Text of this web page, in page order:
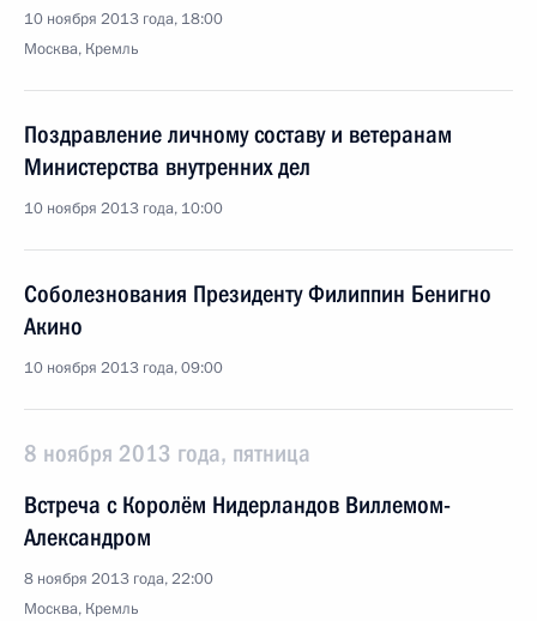
10 ноября 2013 года, 18:00
Москва, Кремль
Поздравление личному составу и ветеранам
Министерства внутренних дел
10 ноября 2013 года, 10:00
Соболезнования Президенту Филиппин Бенигно
Акино
10 ноября 2013 года, 09:00
8 ноября 2013 года, пятница
Встреча с Королём Нидерландов Виллемом-
Александром
8 ноября 2013 года, 22:00
Москва, Кремль